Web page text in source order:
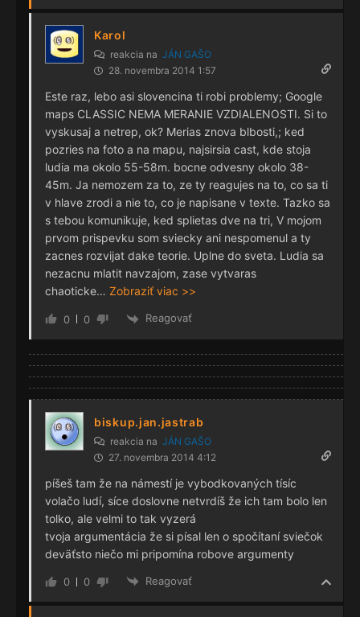
Karol
reakcia na JÁN GAŠO
28. novembra 2014 1:57
Este raz, lebo asi slovencina ti robi problemy; Google
maps CLASSIC NEMA MERANIE VZDIALENOSTI. Si to
vyskusaj a netrep, ok? Merias znova blbosti,; ked
pozries na foto a na mapu, najsirsia cast, kde stoja
ludia ma okolo 55-58m. bocne odvesny okolo 38-
45m. Ja nemozem za to, ze ty reagujes na to, co sa ti
v hlave zrodi a nie to, co je napisane v texte. Tazko sa
s tebou komunikuje, ked splietas dve na tri, V mojom
prvom prispevku som sviecky ani nespomenul a ty
zacnes rozvijat dake teorie. Uplne do sveta. Ludia sa
nezacnu mlatit navzajom, zase vytvaras
chaoticke… Zobraziť viac >>
0 0 Reagovať
biskup.jan.jastrab
reakcia na JÁN GAŠO
27. novembra 2014 4:12
píšeš tam že na námestí je vybodkovaných tísíc
volačo ludí, síce doslovne netvrdíš že ich tam bolo len
tolko, ale velmi to tak vyzerá
tvoja argumentácia že si písal len o spočítaní sviečok
deväťsto niečo mi pripomína robove argumenty
0 0 Reagovať